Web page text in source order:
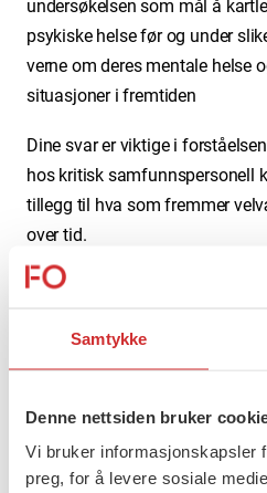
Samtykke
Denne nettsiden bruker
Vi bruker informasjonskapsler
preg, for å levere sosiale
undersøkelsen som mål å
psykiske helse før og under
verne om deres mentale helse
situasjoner i fremtiden
Dine svar er viktige i
hos kritisk samfunnspersonell
tillegg til hva som fremmer
over tid.
Forskere ved Universitetet i
godkjent av regional etisk
godkjenningssnummer: